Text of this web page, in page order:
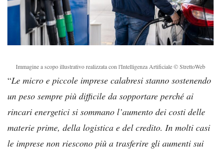
Immagine a scopo illustrativo realizzata con l'Intelligenza Artificiale © StrettoWeb
“Le micro e piccole imprese calabresi stanno sostenendo
un peso sempre più difficile da sopportare perché ai
rincari energetici si sommano l’aumento dei costi delle
materie prime, della logistica e del credito. In molti casi
le imprese non riescono più a trasferire gli aumenti sui